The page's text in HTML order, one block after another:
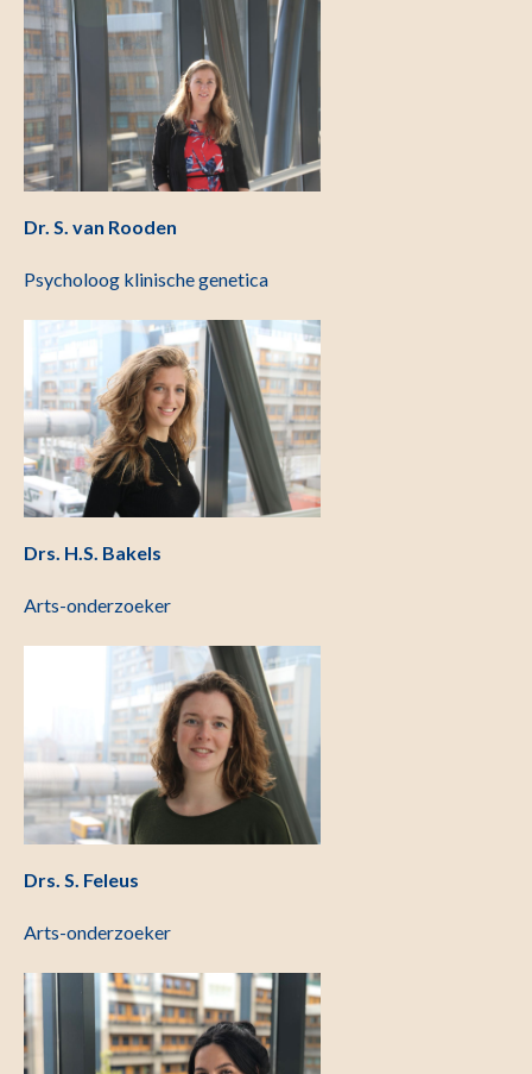
Dr. S. van Rooden
Psycholoog klinische genetica
Drs. H.S. Bakels
Arts-onderzoeker
Drs. S. Feleus
Arts-onderzoeker